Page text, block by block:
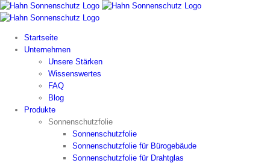
Zum
Inhalt
Startseite
Unternehmen
Unsere Stärken
Wissenswertes
FAQ
Blog
Produkte
Sonnenschutzfolie
Sonnenschutzfolie
Sonnenschutzfolie für Bürogebäude
Sonnenschutzfolie für Drahtglas